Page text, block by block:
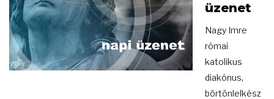
üzenet
Nagy Imre
római
katolikus
diakónus,
börtönlelkész